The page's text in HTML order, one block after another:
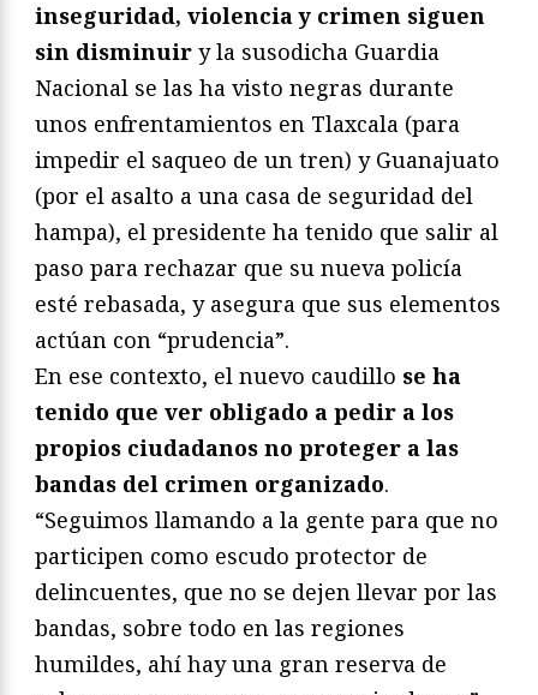
inseguridad, violencia y crimen siguen
sin disminuir y la susodicha Guardia
Nacional se las ha visto negras durante
unos enfrentamientos en Tlaxcala (para
impedir el saqueo de un tren) y Guanajuato
(por el asalto a una casa de seguridad del
hampa), el presidente ha tenido que salir al
paso para rechazar que su nueva policía
esté rebasada, y asegura que sus elementos
actúan con “prudencia”.
En ese contexto, el nuevo caudillo se ha
tenido que ver obligado a pedir a los
propios ciudadanos no proteger a las
bandas del crimen organizado.
“Seguimos llamando a la gente para que no
participen como escudo protector de
delincuentes, que no se dejen llevar por las
bandas, sobre todo en las regiones
humildes, ahí hay una gran reserva de